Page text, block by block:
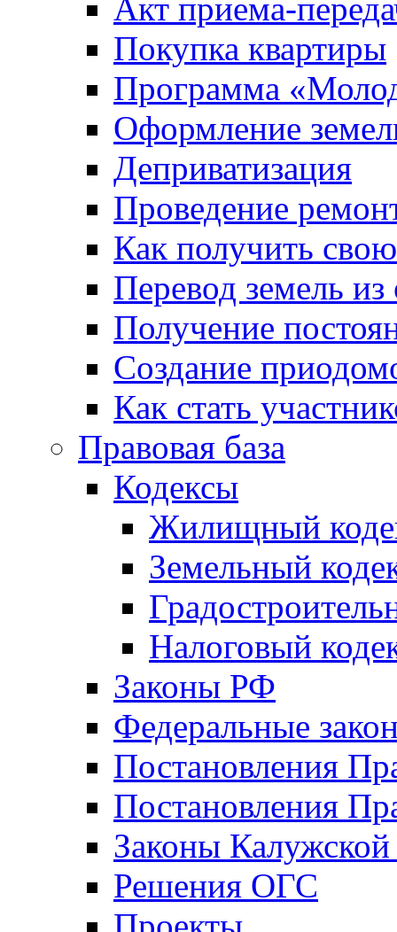
Акт приема-
Покупка квартиры
Программа
Оформление
Деприватизация
Проведение
Как получить
Перевод земель
Получение
Создание
Как стать
Правовая база
Кодексы
Жилищный
Земельный
Налоговый
Законы РФ
Федеральные
Постановления
Постановления
Законы Калужской
Решения ОГС